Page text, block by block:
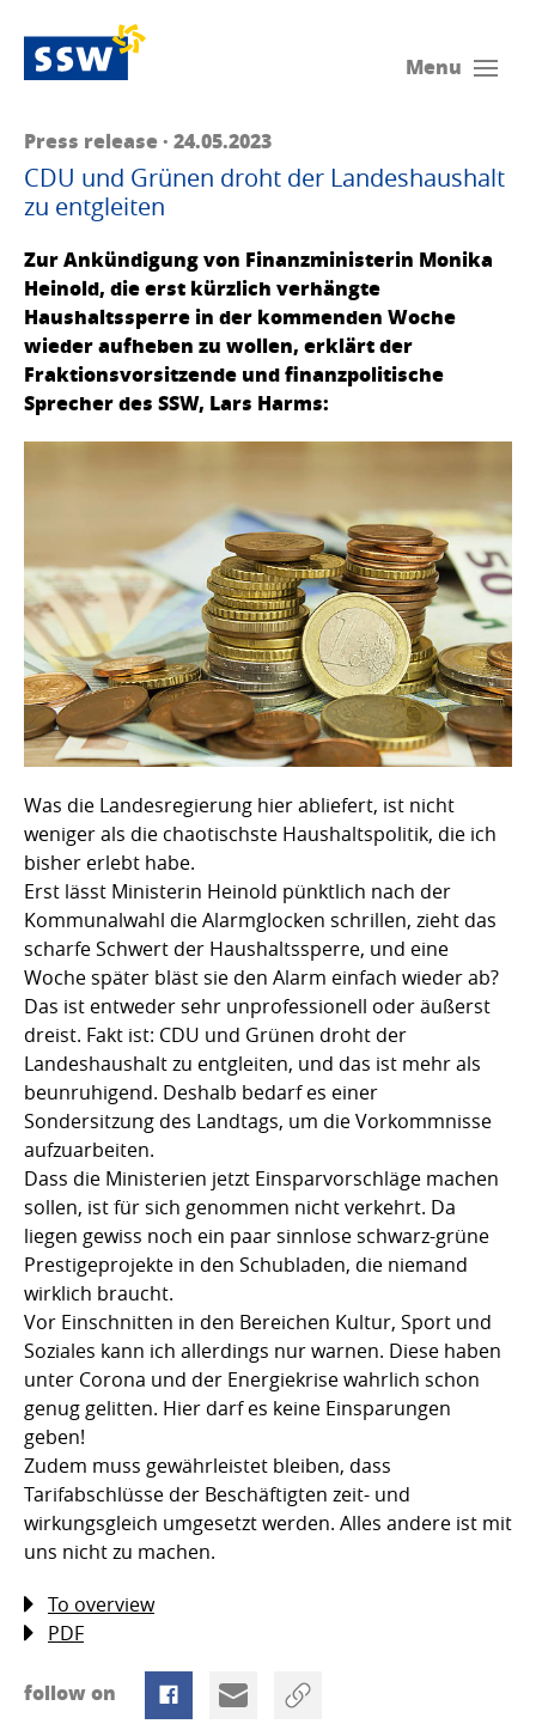
Menu
Press release · 24.05.2023
CDU und Grünen droht der Landeshaushalt
zu entgleiten
Zur Ankündigung von Finanzministerin Monika
Heinold, die erst kürzlich verhängte
Haushaltssperre in der kommenden Woche
wieder aufheben zu wollen, erklärt der
Fraktionsvorsitzende und finanzpolitische
Sprecher des SSW, Lars Harms:
Was die Landesregierung hier abliefert, ist nicht
weniger als die chaotischste Haushaltspolitik, die ich
bisher erlebt habe.
Erst lässt Ministerin Heinold pünktlich nach der
Kommunalwahl die Alarmglocken schrillen, zieht das
scharfe Schwert der Haushaltssperre, und eine
Woche später bläst sie den Alarm einfach wieder ab?
Das ist entweder sehr unprofessionell oder äußerst
dreist. Fakt ist: CDU und Grünen droht der
Landeshaushalt zu entgleiten, und das ist mehr als
beunruhigend. Deshalb bedarf es einer
Sondersitzung des Landtags, um die Vorkommnisse
aufzuarbeiten.
Dass die Ministerien jetzt Einsparvorschläge machen
sollen, ist für sich genommen nicht verkehrt. Da
liegen gewiss noch ein paar sinnlose schwarz-grüne
Prestigeprojekte in den Schubladen, die niemand
wirklich braucht.
Vor Einschnitten in den Bereichen Kultur, Sport und
Soziales kann ich allerdings nur warnen. Diese haben
unter Corona und der Energiekrise wahrlich schon
genug gelitten. Hier darf es keine Einsparungen
geben!
Zudem muss gewährleistet bleiben, dass
Tarifabschlüsse der Beschäftigten zeit- und
wirkungsgleich umgesetzt werden. Alles andere ist mit
uns nicht zu machen.
To overview
PDF
follow on